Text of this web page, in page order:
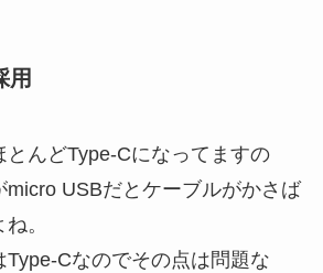
用
んどType-Cになってますの
micro USBだとケーブルがかさば
。
Type-Cなのでその点は問題な